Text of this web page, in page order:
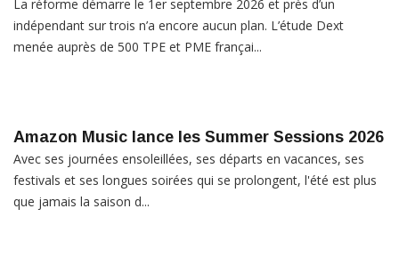
La réforme démarre le 1er septembre 2026 et près d’un
indépendant sur trois n’a encore aucun plan. L’étude Dext
menée auprès de 500 TPE et PME françai...
Amazon Music lance les Summer Sessions 2026
Avec ses journées ensoleillées, ses départs en vacances, ses
festivals et ses longues soirées qui se prolongent, l'été est plus
que jamais la saison d...